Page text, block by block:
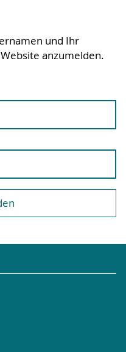
und Ihr
anzumelden.